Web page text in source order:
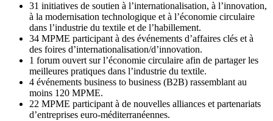
31 initiatives de soutien à l’internationalisation, à l’innovation,
à la modernisation technologique et à l’économie circulaire
dans l’industrie du textile et de l’habillement.
34 MPME participant à des événements d’affaires clés et à
des foires d’internationalisation/d’innovation.
1 forum ouvert sur l’économie circulaire afin de partager les
meilleures pratiques dans l’industrie du textile.
4 événements business to business (B2B) rassemblant au
moins 120 MPME.
22 MPME participant à de nouvelles alliances et partenariats
d’entreprises euro-méditerranéennes.